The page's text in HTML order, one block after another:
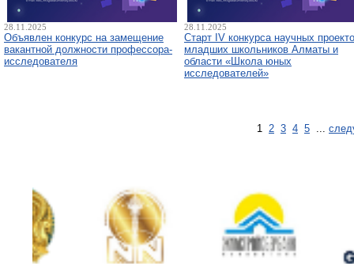
28.11.2025
Объявлен конкурс на замещение
вакантной должности профессора-
исследователя
28.11.2025
Старт IV конкурса научных
младших школьников Алматы и
области «Школа юных
исследователей»
1 2 3 4 5 ...